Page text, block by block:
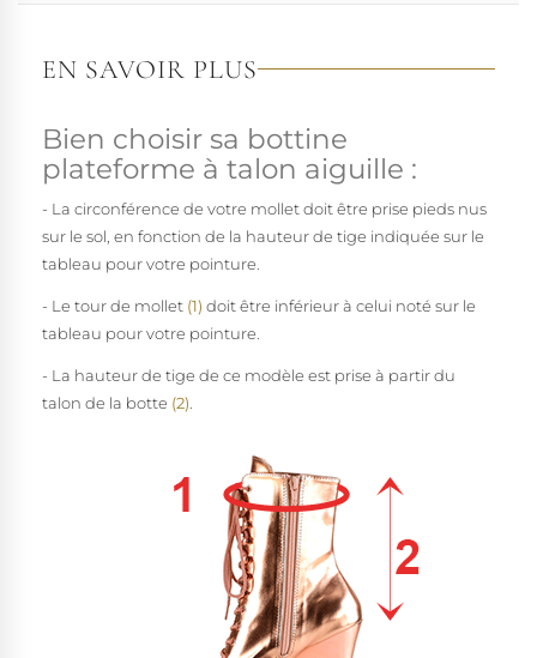
EN SAVOIR PLUS
Bien choisir sa bottine
plateforme à talon aiguille :
- La circonférence de votre mollet doit être prise pieds nus
sur le sol, en fonction de la hauteur de tige indiquée sur le
tableau pour votre pointure.
- Le tour de mollet (1) doit être inférieur à celui noté sur le
tableau pour votre pointure.
- La hauteur de tige de ce modèle est prise à partir du
talon de la botte (2)